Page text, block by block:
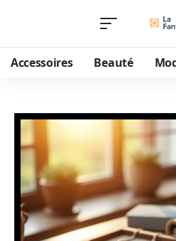
Accessoires Beauté